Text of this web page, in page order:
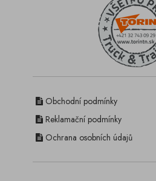
Obchodní podmínky
Reklamační podmínky
Ochrana osobních údajů